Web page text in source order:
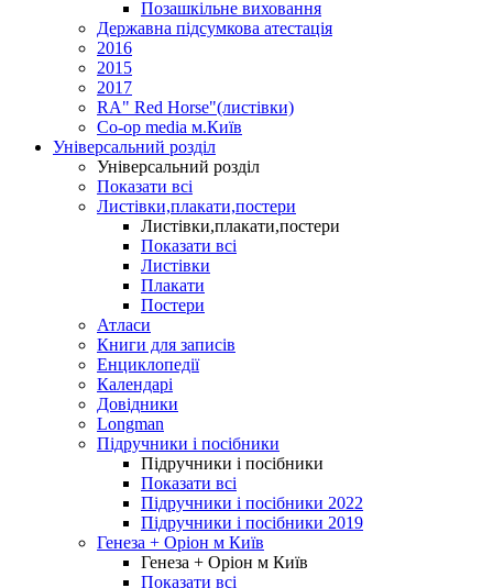
Позашкільне виховання
Державна підсумкова атестація
2016
2015
2017
RA" Red Horse"(листівки)
Co-op media м.Київ
Універсальний розділ
Універсальний розділ
Показати всі
Листівки,плакати,постери
Листівки,плакати,постери
Показати всі
Листівки
Плакати
Постери
Атласи
Книги для записів
Енциклопедії
Календарі
Довідники
Longman
Підручники і посібники
Підручники і посібники
Показати всі
Підручники і посібники 2022
Підручники і посібники 2019
Генеза + Оріон м Київ
Генеза + Оріон м Київ
Показати всі